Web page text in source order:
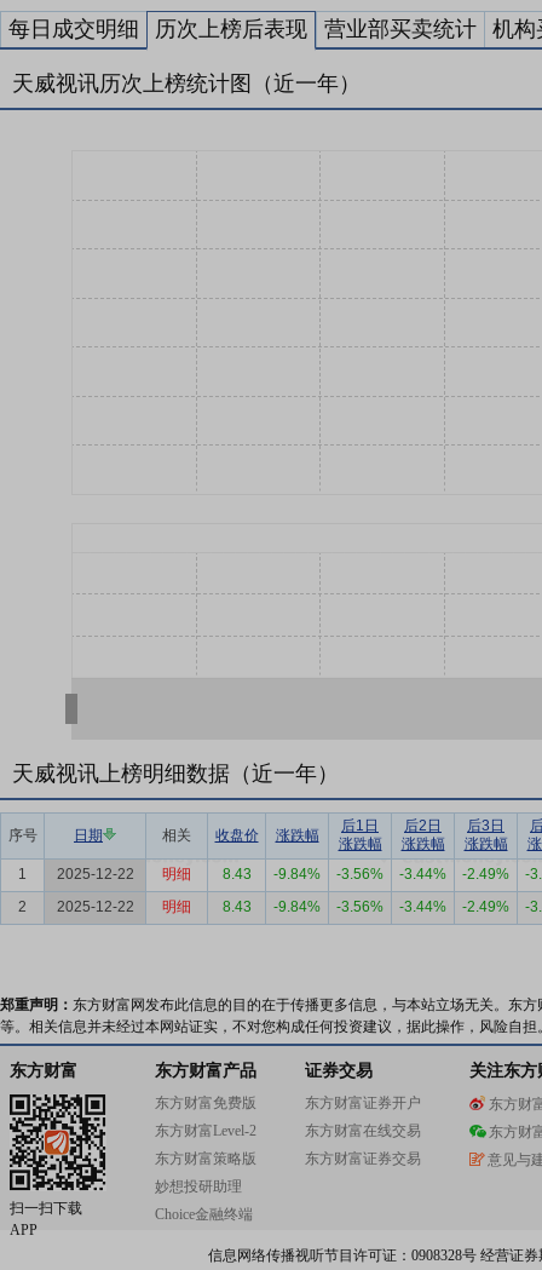
每日成交明细 历次上榜后表现 营业部买卖统计 机构
天威视讯历次上榜统计图（近一年）
天威视讯上榜明细数据（近一年）
序号 日期 相关 收盘价 涨跌幅
后1日
涨跌幅
后2日
涨跌幅
后3日
涨跌幅
1
2025-12-22 明细 8.43 -9.84% -3.56% -3.44% -2.49%
-
2
2025-12-22 明细 8.43 -9.84% -3.56% -3.44% -2.49% -
郑重声明： 东方财富网发布此信息的目的在于传播更多信息，与本站立场无关。东
等。相关信息并未经过本网站证实，不对您构成任何投资建议，据此操作，风险自担